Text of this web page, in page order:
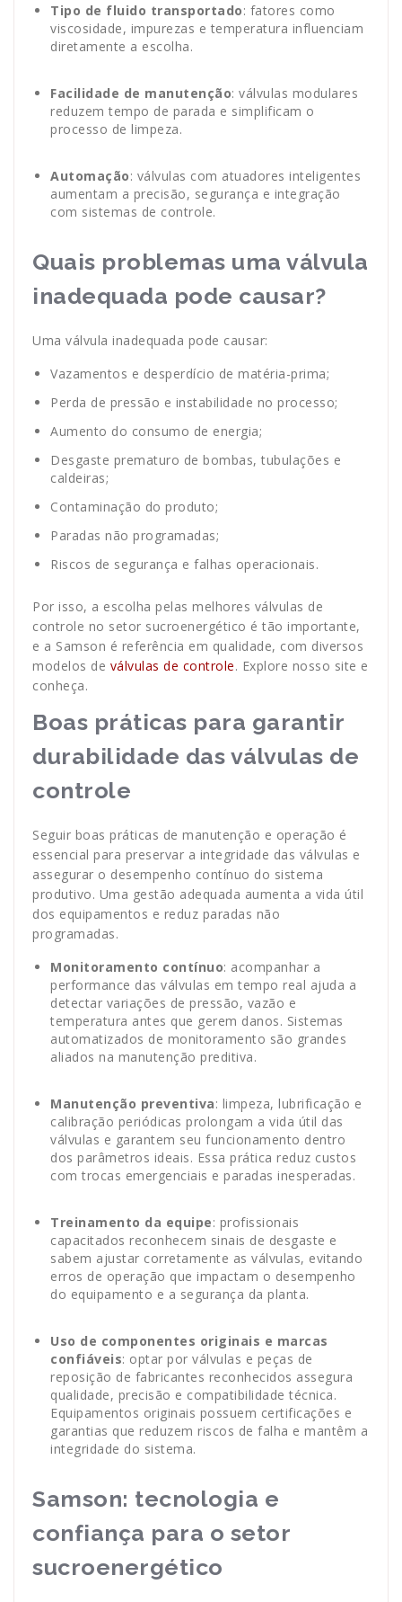
Tipo de fluido transportado: fatores como
viscosidade, impurezas e temperatura influenciam
diretamente a escolha.
Facilidade de manutenção: válvulas modulares
reduzem tempo de parada e simplificam o
processo de limpeza.
Automação: válvulas com atuadores inteligentes
aumentam a precisão, segurança e integração
com sistemas de controle.
Quais problemas uma válvula
inadequada pode causar?
Uma válvula inadequada pode causar:
Vazamentos e desperdício de matéria-prima;
Perda de pressão e instabilidade no processo;
Aumento do consumo de energia;
Desgaste prematuro de bombas, tubulações e
caldeiras;
Contaminação do produto;
Paradas não programadas;
Riscos de segurança e falhas operacionais.
Por isso, a escolha pelas melhores válvulas de
controle no setor sucroenergético é tão importante,
e a Samson é referência em qualidade, com diversos
modelos de válvulas de controle. Explore nosso site e
conheça.
Boas práticas para garantir
durabilidade das válvulas de
controle
Seguir boas práticas de manutenção e operação é
essencial para preservar a integridade das válvulas e
assegurar o desempenho contínuo do sistema
produtivo. Uma gestão adequada aumenta a vida útil
dos equipamentos e reduz paradas não
programadas.
Monitoramento contínuo: acompanhar a
performance das válvulas em tempo real ajuda a
detectar variações de pressão, vazão e
temperatura antes que gerem danos. Sistemas
automatizados de monitoramento são grandes
aliados na manutenção preditiva.
Manutenção preventiva: limpeza, lubrificação e
calibração periódicas prolongam a vida útil das
válvulas e garantem seu funcionamento dentro
dos parâmetros ideais. Essa prática reduz custos
com trocas emergenciais e paradas inesperadas.
Treinamento da equipe: profissionais
capacitados reconhecem sinais de desgaste e
sabem ajustar corretamente as válvulas, evitando
erros de operação que impactam o desempenho
do equipamento e a segurança da planta.
Uso de componentes originais e marcas
confiáveis: optar por válvulas e peças de
reposição de fabricantes reconhecidos assegura
qualidade, precisão e compatibilidade técnica.
Equipamentos originais possuem certificações e
garantias que reduzem riscos de falha e mantêm a
integridade do sistema.
Samson: tecnologia e
confiança para o setor
sucroenergético